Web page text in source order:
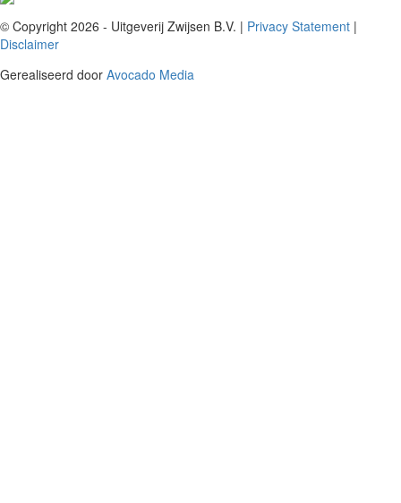
© Copyright 2026 - Uitgeverij Zwijsen B.V. | Privacy Statement |
Disclaimer
Gerealiseerd door Avocado Media